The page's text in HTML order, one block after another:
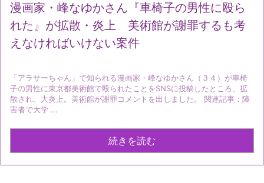
漫画家・峰なゆかさん『車椅子の男性に殴ら
れた』が拡散・炎上 美術館が謝罪するも考
えなければいけない案件
「アラサーちゃん」で知られる漫画家・峰なゆかさん（３４）が車椅
子の男性に東京都美術館で殴られたことをSNSに投稿したところ、拡
散され、大炎上。美術館が謝罪コメントを出しました。 関連記事：障
害者で大学 ...
続きを読む